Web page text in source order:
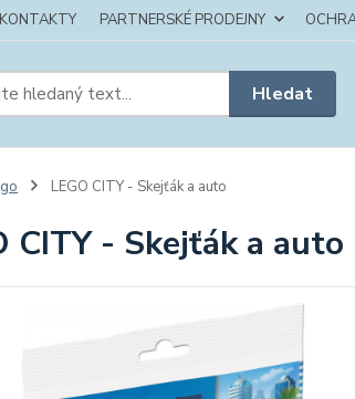
KONTAKTY PARTNERSKÉ PRODEJNY
Hledat
LEGO CITY - Skejťák a auto
CITY - Skejťák a auto